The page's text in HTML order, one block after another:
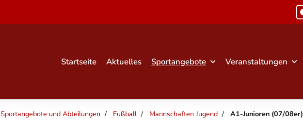
Startseite Aktuelles Sportangebote Veranstaltungen
Sportangebote und Abteilungen Fußball Mannschaften Jugend A1-Junioren (07/08er)